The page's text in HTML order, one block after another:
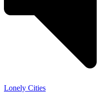
Lonely Cities